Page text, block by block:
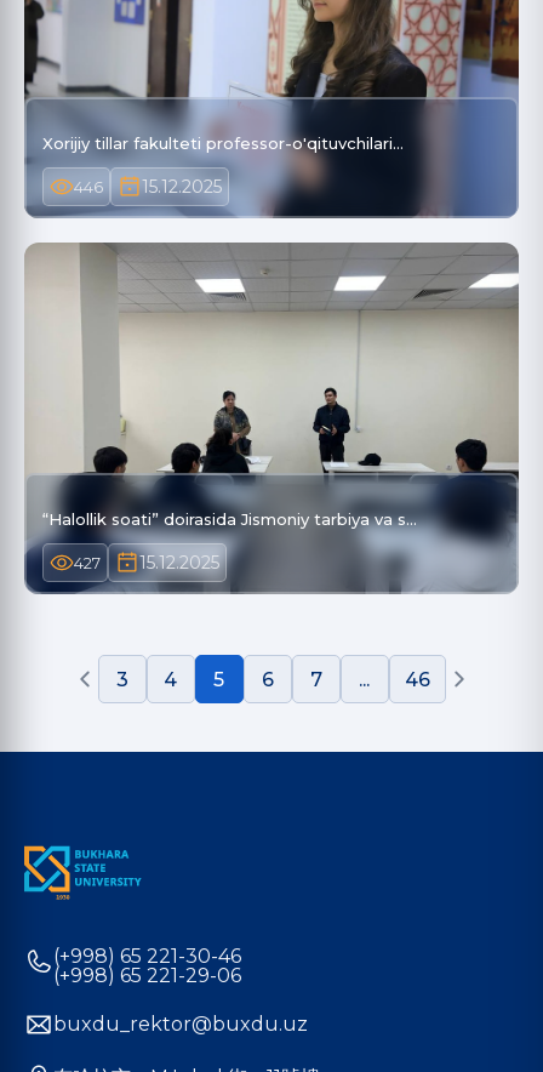
Xorijiy tillar fakulteti professor-o'qituvchilari…
446 15.12.2025
“Halollik soati” doirasida Jismoniy tarbiya va s…
427 15.12.2025
3 4 5 6 7 ... 46
(+998) 65 221-30-46
(+998) 65 221-29-06
buxdu_rektor@buxdu.uz